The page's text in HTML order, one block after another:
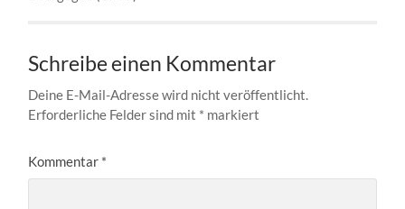
Schreibe einen Kommentar
Deine E-Mail-Adresse wird nicht veröffentlicht.
Erforderliche Felder sind mit * markiert
Kommentar *